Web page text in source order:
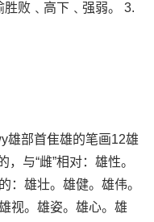
胜败﹑高下﹑强弱。 3.
雄部首隹雄的笔画12雄
与“雌”相对：雄性。
：雄壮。雄健。雄伟。
视。雄姿。雄心。雄